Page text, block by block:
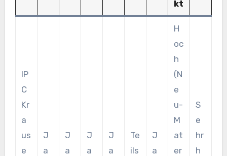
kt
IP
C
Kr
a
us
e
J
a
J
a
J
a
J
a
Te
ils
J
a
H
oc
h
(N
e
u-
M
at
er
S
e
hr
h